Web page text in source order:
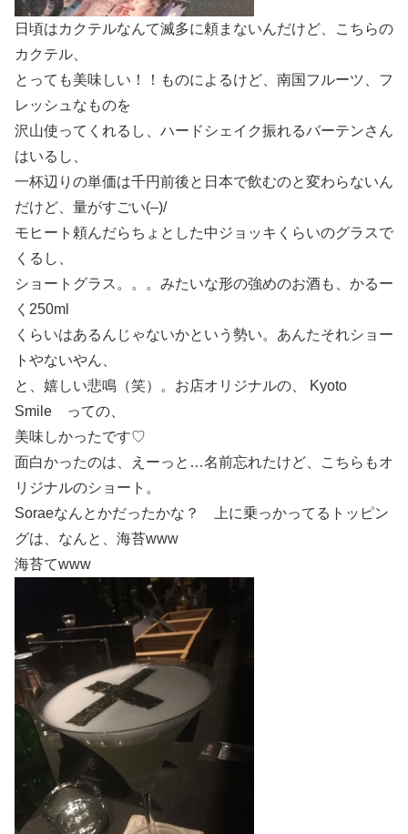
日頃はカクテルなんて滅多に頼まないんだけど、こちらの
カクテル、
とっても美味しい！！ものによるけど、南国フルーツ、フ
レッシュなものを
沢山使ってくれるし、ハードシェイク振れるバーテンさん
はいるし、
一杯辺りの単価は千円前後と日本で飲むのと変わらないん
だけど、量がすごい(–)/
モヒート頼んだらちょとした中ジョッキくらいのグラスで
くるし、
ショートグラス。。。みたいな形の強めのお酒も、かるー
く250ml
くらいはあるんじゃないかという勢い。あんたそれショー
トやないやん、
と、嬉しい悲鳴（笑）。お店オリジナルの、 Kyoto
Smile っての、
美味しかったです♡
面白かったのは、えーっと…名前忘れたけど、こちらもオ
リジナルのショート。
Soraeなんとかだったかな？ 上に乗っかってるトッピン
グは、なんと、海苔www
海苔てwww